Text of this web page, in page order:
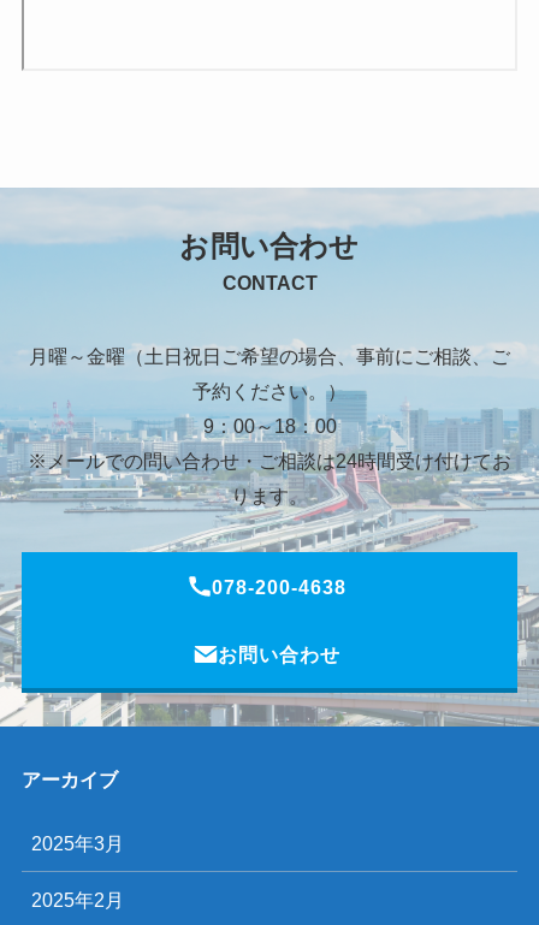
お問い合わせ
CONTACT
月曜～金曜（土日祝日ご希望の場合、事前にご相談、ご
予約ください。）
9：00～18：00
※メールでの問い合わせ・ご相談は24時間受け付けてお
ります。
078-200-4638
お問い合わせ
アーカイブ
2025年3月
2025年2月